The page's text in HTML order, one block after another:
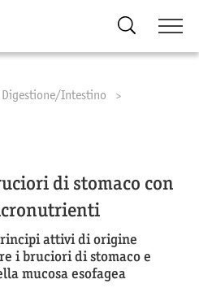
Digestione/Intestino
di stomaco con
attivi di origine
i bruciori di stomaco e
mucosa esofagea